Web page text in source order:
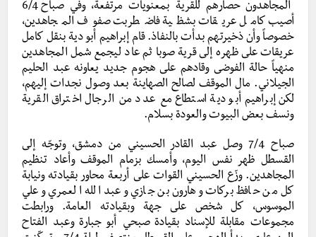
المجاهدون حصارهم للقرية بمعنويات مرتفعة، وفي صباح 6/4
أصيب كامل عريقات بشظية فاضطربت صفوف المجاهدين،
خصوصاً وأن ذخيرتهم بدأت بالنفاذ. قام إبراهيم أبو دية بنقل كامل
عريقات على ظهره إلى قرية صوبا ثم عاد ليجمع شمل المجاهدين
منهياً حالة الفوضى وقادهم على هجوم جديد يعاونه عبد الحليم
الجيلاني. مال الموقف لصالح الصهاينة بعد وصول نجدات إليهم،
لكن إبراهيم أبو دية استطاع مع عدد من الرجال اختراق القرية
ونسف بعض البيوت والعودة بسلام.
صباح 7/4 وصل عبد القادر الحسيني من دمشق، وتوجّه إلى
القسطل ظهر نفس اليوم، وأمسك بزمام الموقف وأعاد تنظيم
المجاهدين. وزّع الحسيني القوات على أربعة محاور بقيادته ونيابة
كل من حافظ بركات وهارون بن جازي وعبد الله العمري وعلي
الموسوس، كل شخص على جهة وبقيادته العامة. ورابطت
مجموعات مقابلة للإسناد بقيادة صبحي أبو جبارة وعبد الفتاح